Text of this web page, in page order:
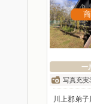
一
写真充実
川上郡弟